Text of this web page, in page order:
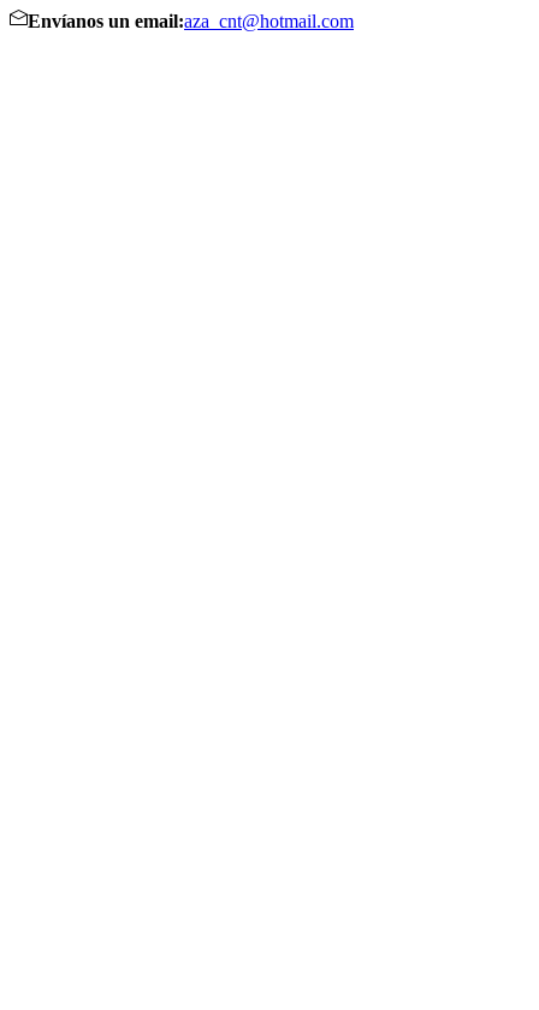
Envíanos un email:aza_cnt@hotmail.com